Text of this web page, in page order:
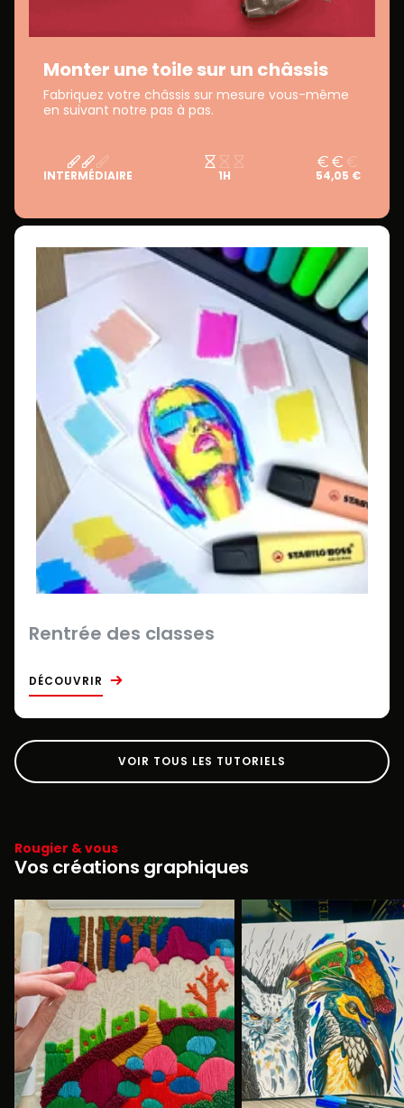
Monter une toile sur un châssis
Fabriquez votre châssis sur mesure vous-même
en suivant notre pas à pas.
INTERMÉDIAIRE 1H 54,05 €
Rentrée des classes
DÉCOUVRIR
VOIR TOUS LES TUTORIELS
Rougier & vous
Vos créations graphiques